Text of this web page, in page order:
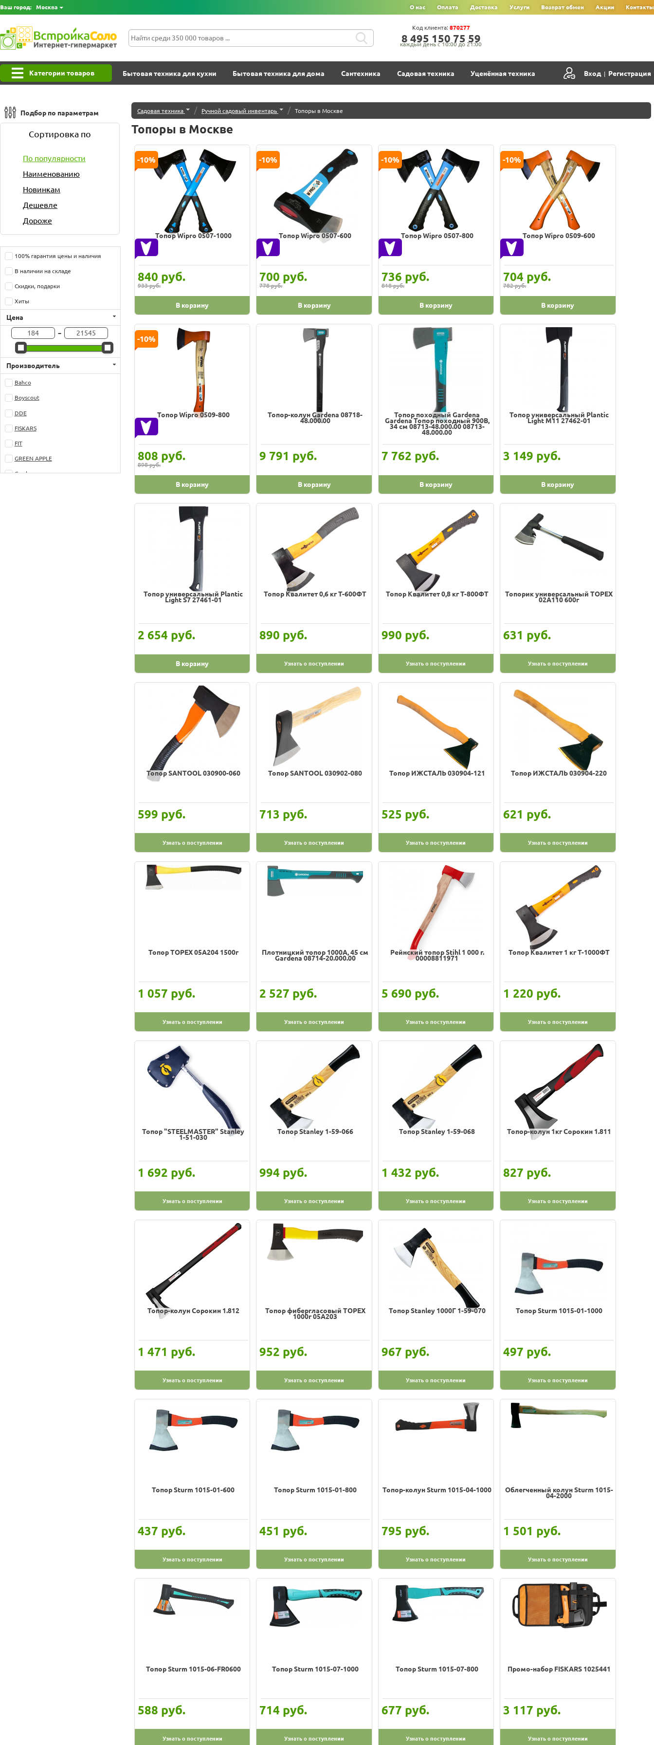
Ваш город: Москва О нас Оплата Доставка Услуги Возврат обмен Акции Контакты
8‍ 4‍9‍5‍ 1‍5‍0‍ 7‍5‍ 5‍9‍
каждый день с 10:00 до 21:00
Код клиента: 870277
Категории товаров Бытовая техника для кухни Бытовая техника для дома Сантехника Садовая техника Уценённая техника Вход | Регистрация
Подбор по параметрам
Сортировка по
По популярности
Наименованию
Новинкам
Дешевле
Дороже
100% гарантия цены и наличия
В наличии на складе
Скидки, подарки
Хиты
Цена
-
Производитель
Bahco
Boyscout
DDE
FISKARS
FIT
GREEN APPLE
Gardena
Садовая техника / Ручной садовый инвентарь / Топоры в Москве
Топоры в Москве
Топор Wipro 0507-1000
840 руб.
933 руб.
-10%
В корзину
Топор Wipro 0507-600
700 руб.
778 руб.
-10%
В корзину
Топор Wipro 0507-800
736 руб.
818 руб.
-10%
В корзину
Топор Wipro 0509-600
704 руб.
782 руб.
-10%
В корзину
Топор Wipro 0509-800
808 руб.
898 руб.
-10%
В корзину
Топор-колун Gardena 08718-
48.000.00
9 791 руб.
В корзину
Топор походный Gardena
Gardena Топор походный 900B,
34 см 08713-48.000.00 08713-
48.000.00
7 762 руб.
В корзину
Топор универсальный Plantic
Light M11 27462-01
3 149 руб.
В корзину
Топор универсальный Plantic
Light S7 27461-01
2 654 руб.
В корзину
Топор Квалитет 0,6 кг Т-600ФТ
890 руб.
Узнать о поступлении
Топор Квалитет 0,8 кг Т-800ФТ
990 руб.
Узнать о поступлении
Топорик универсальный TOPEX
02A110 600г
631 руб.
Узнать о поступлении
Топор SANTOOL 030900-060
599 руб.
Узнать о поступлении
Топор SANTOOL 030902-080
713 руб.
Узнать о поступлении
Топор ИЖСТАЛЬ 030904-121
525 руб.
Узнать о поступлении
Топор ИЖСТАЛЬ 030904-220
621 руб.
Узнать о поступлении
Топор TOPEX 05A204 1500г
1 057 руб.
Узнать о поступлении
Плотницкий топор 1000A, 45 см
Gardena 08714-20.000.00
2 527 руб.
Узнать о поступлении
Рейнский топор Stihl 1 000 г.
00008811971
5 690 руб.
Узнать о поступлении
Топор Квалитет 1 кг Т-1000ФТ
1 220 руб.
Узнать о поступлении
Топор "STEELMASTER" Stanley
1-51-030
1 692 руб.
Узнать о поступлении
Топор Stanley 1-59-066
994 руб.
Узнать о поступлении
Топор Stanley 1-59-068
1 432 руб.
Узнать о поступлении
Топор-колун 1кг Сорокин 1.811
827 руб.
Узнать о поступлении
Топор-колун Сорокин 1.812
1 471 руб.
Узнать о поступлении
Топор фибергласовый TOPEX
1000г 05A203
952 руб.
Узнать о поступлении
Топор Stanley 1000Г 1-59-070
967 руб.
Узнать о поступлении
Топор Sturm 1015-01-1000
497 руб.
Узнать о поступлении
Топор Sturm 1015-01-600
437 руб.
Узнать о поступлении
Топор Sturm 1015-01-800
451 руб.
Узнать о поступлении
Топор-колун Sturm 1015-04-1000
795 руб.
Узнать о поступлении
Облегченный колун Sturm 1015-
04-2000
1 501 руб.
Узнать о поступлении
Топор Sturm 1015-06-FR0600
588 руб.
Узнать о поступлении
Топор Sturm 1015-07-1000
714 руб.
Узнать о поступлении
Топор Sturm 1015-07-800
677 руб.
Узнать о поступлении
Промо-набор FISKARS 1025441
3 117 руб.
Узнать о поступлении